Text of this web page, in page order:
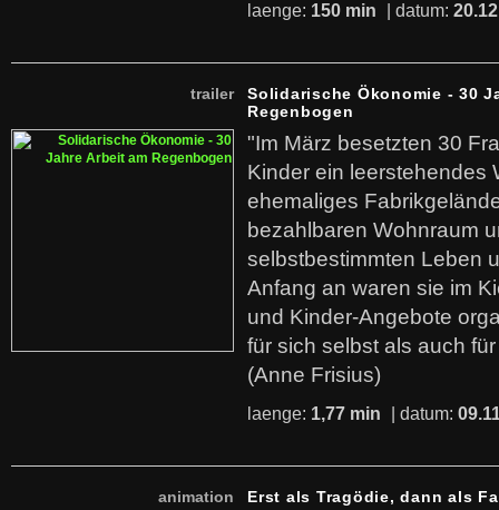
laenge: 150 min | datum:
trailer
Solidarische Ökonomie - 30
Regenbogen
"Im März besetzten 30
Kinder ein leerstehendes
ehemaliges
bezahlbaren Wohnraum
selbstbestimmten Leben
Anfang an waren sie im
und Kinder-Angebote
für sich selbst als auch
(Anne Frisius)
laenge: 1,77 min | datum:
animation Erst als Tragödie, dann als